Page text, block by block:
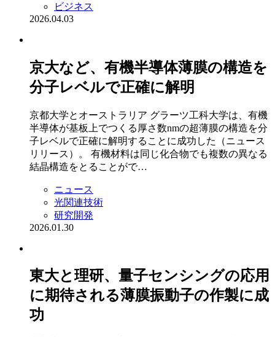
ビジネス
2026.04.03
京大など、有機半導体薄膜の構造を
分子レベルで正確に解明
京都大学とオーストラリア グラーツ工科大学は、有機
半導体が基板上でつくる厚さ数nmの超薄膜の構造を分
子レベルで正確に解明することに成功した（ニュース
リリース）。 有機材料は同じ化合物でも複数の異なる
結晶構造をとることがで…
ニュース
光関連技術
研究開発
2026.01.30
東大と理研、量子センシングの応用
に期待される薄膜振動子の作製に成
功